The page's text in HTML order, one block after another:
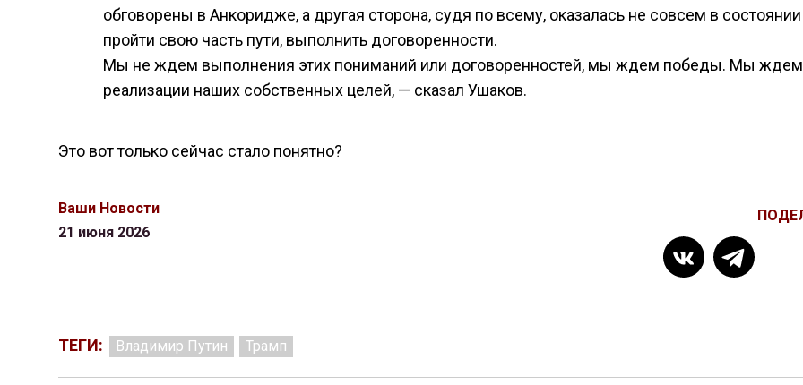
обговорены в Анкоридже, а другая сторона, судя по всему, оказалась не совсем в состоянии
пройти свою часть пути, выполнить договоренности.
Мы не ждем выполнения этих пониманий или договоренностей, мы ждем победы. Мы ждем
реализации наших собственных целей, — сказал Ушаков.
Это вот только сейчас стало понятно?
Ваши Новости
21 июня 2026
ТЕГИ: Владимир Путин Трамп